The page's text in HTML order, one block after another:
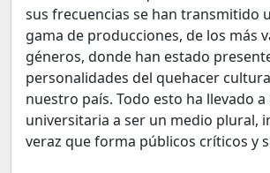
sus frecuencias se han transmitido
gama de producciones, de los más
géneros, donde han estado
personalidades del quehacer
nuestro país. Todo esto ha llevado
universitaria a ser un medio plural,
veraz que forma públicos críticos y